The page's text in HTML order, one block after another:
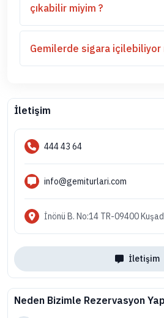
çıkabilir miyim ?
Gemilerde sigara içilebiliyor
İletişim
444 43 64
info@gemiturlari.com
İnönü B. No:14 TR-09400
İletişim
Neden Bizimle Rezervasyon